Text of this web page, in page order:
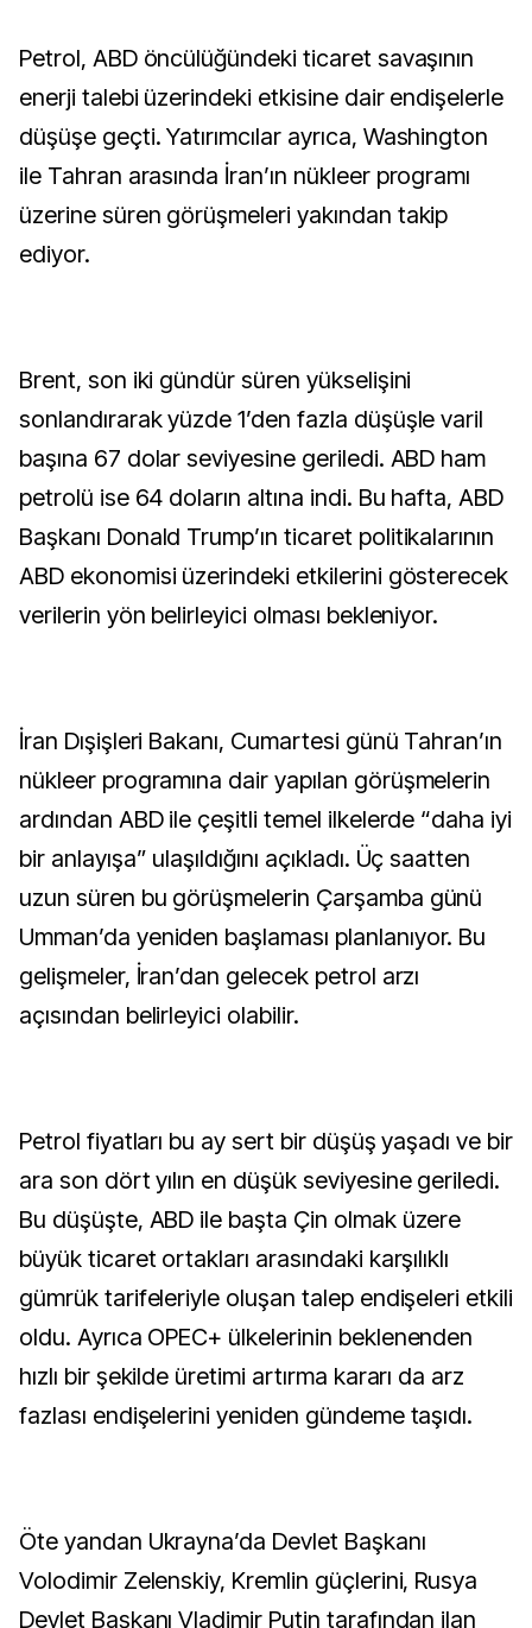
Petrol, ABD öncülüğündeki ticaret savaşının
enerji talebi üzerindeki etkisine dair endişelerle
düşüşe geçti. Yatırımcılar ayrıca, Washington
ile Tahran arasında İran’ın nükleer programı
üzerine süren görüşmeleri yakından takip
ediyor.
Brent, son iki gündür süren yükselişini
sonlandırarak yüzde 1’den fazla düşüşle varil
başına 67 dolar seviyesine geriledi. ABD ham
petrolü ise 64 doların altına indi. Bu hafta, ABD
Başkanı Donald Trump’ın ticaret politikalarının
ABD ekonomisi üzerindeki etkilerini gösterecek
verilerin yön belirleyici olması bekleniyor.
İran Dışişleri Bakanı, Cumartesi günü Tahran’ın
nükleer programına dair yapılan görüşmelerin
ardından ABD ile çeşitli temel ilkelerde “daha iyi
bir anlayışa” ulaşıldığını açıkladı. Üç saatten
uzun süren bu görüşmelerin Çarşamba günü
Umman’da yeniden başlaması planlanıyor. Bu
gelişmeler, İran’dan gelecek petrol arzı
açısından belirleyici olabilir.
Petrol fiyatları bu ay sert bir düşüş yaşadı ve bir
ara son dört yılın en düşük seviyesine geriledi.
Bu düşüşte, ABD ile başta Çin olmak üzere
büyük ticaret ortakları arasındaki karşılıklı
gümrük tarifeleriyle oluşan talep endişeleri etkili
oldu. Ayrıca OPEC+ ülkelerinin beklenenden
hızlı bir şekilde üretimi artırma kararı da arz
fazlası endişelerini yeniden gündeme taşıdı.
Öte yandan Ukrayna’da Devlet Başkanı
Volodimir Zelenskiy, Kremlin güçlerini, Rusya
Devlet Başkanı Vladimir Putin tarafından ilan